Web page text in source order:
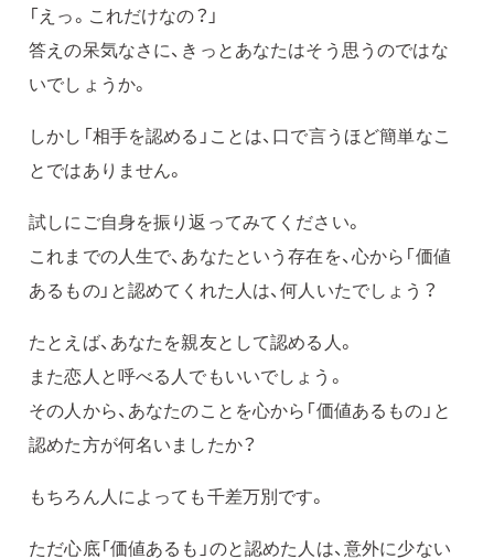
「えっ。これだけなの？」
答えの呆気なさに、きっとあなたはそう思うのではな
いでしょうか。
しかし「相手を認める」ことは、口で言うほど簡単なこ
とではありません。
試しにご自身を振り返ってみてください。
これまでの人生で、あなたという存在を、心から「価値
あるもの」と認めてくれた人は、何人いたでしょう？
たとえば、あなたを親友として認める人。
また恋人と呼べる人でもいいでしょう。
その人から、あなたのことを心から「価値あるもの」と
認めた方が何名いましたか？
もちろん人によっても千差万別です。
ただ心底「価値あるも」のと認めた人は、意外に少ない